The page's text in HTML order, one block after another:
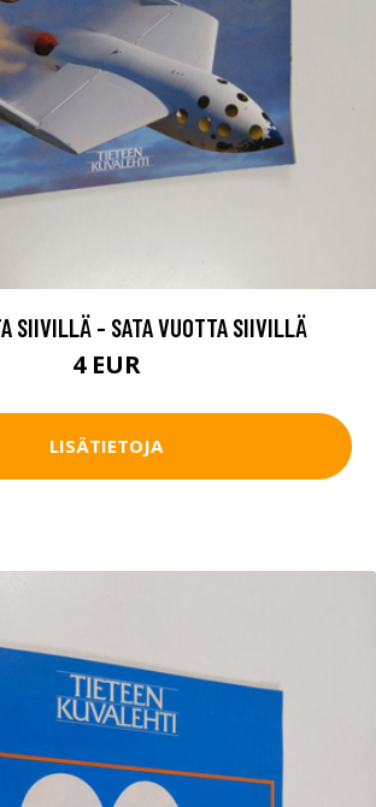
SIIVILLÄ - SATA VUOTTA SIIVILLÄ
4 EUR
LISÄTIETOJA